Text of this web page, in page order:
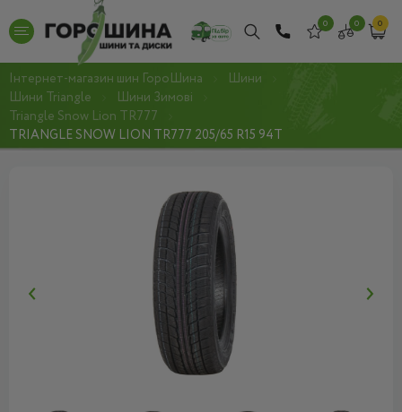
0 0 0
Інтернет-магазин шин ГороШина
Шини
Шини Triangle
Шини Зимові
Triangle Snow Lion TR777
TRIANGLE SNOW LION TR777 205/65 R15 94T